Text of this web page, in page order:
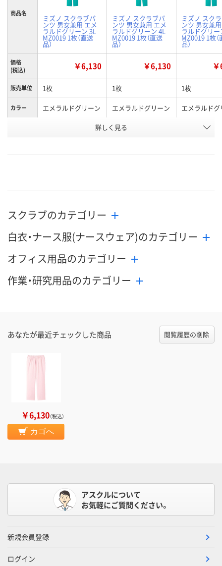
商品名
ミズノ スクラブパ
ンツ 男女兼用 エメ
ラルドグリーン 3L
MZ0019 1枚（直送
品）
ミズノ スクラブパ
ンツ 男女兼用 エメ
ラルドグリーン 4L
MZ0019 1枚（直送
品）
ミズノ スク
ンツ 男女兼
ラルドグリー
MZ0019 1枚（
品）
価格
(税込)
￥6,130 ￥6,130
販売単位 1枚 1枚 1枚
カラー エメラルドグリーン エメラルドグリーン エメラルド
4L
号
お届け日 9月2日（水）まで 9月2日（水）まで 9月2日（水）
数量
カゴへ
数量
カゴへ カ
詳しく見る
スクラブのカテゴリー
白衣・ナース服(ナースウェア)のカテゴリー
オフィス用品のカテゴリー
作業・研究用品のカテゴリー
あなたが最近チェックした商品 閲覧履歴の削除
￥6,130（税込）
カゴへ
アスクルについて
お気軽にご質問ください。
新規会員登録
ログイン